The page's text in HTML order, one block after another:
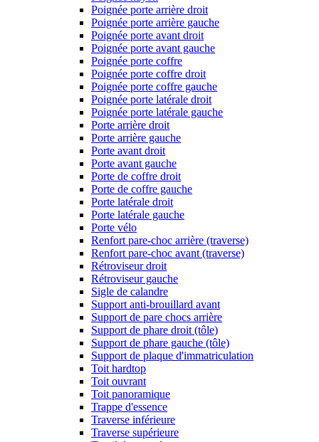
Poignée porte arrière droit
Poignée porte arrière gauche
Poignée porte avant droit
Poignée porte avant gauche
Poignée porte coffre
Poignée porte coffre droit
Poignée porte coffre gauche
Poignée porte latérale droit
Poignée porte latérale gauche
Porte arrière droit
Porte arrière gauche
Porte avant droit
Porte avant gauche
Porte de coffre droit
Porte de coffre gauche
Porte latérale droit
Porte latérale gauche
Porte vélo
Renfort pare-choc arrière (traverse)
Renfort pare-choc avant (traverse)
Rétroviseur droit
Rétroviseur gauche
Sigle de calandre
Support anti-brouillard avant
Support de pare chocs arrière
Support de phare droit (tôle)
Support de phare gauche (tôle)
Support de plaque d'immatriculation
Toit hardtop
Toit ouvrant
Toit panoramique
Trappe d'essence
Traverse inférieure
Traverse supérieure